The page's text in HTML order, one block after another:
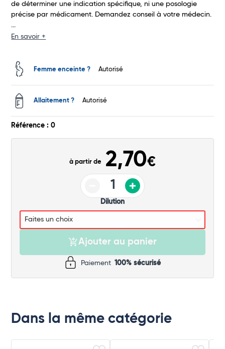
de déterminer une indication spécifique, ni une posologie
précise par médicament. Demandez conseil à votre médecin.
...
En savoir +
Femme enceinte ? Autorisé
Allaitement ? Autorisé
Référence : 0
à partir de 2,70€
Dilution
Ajouter au panier
Paiement 100% sécurisé
Dans la même catégorie